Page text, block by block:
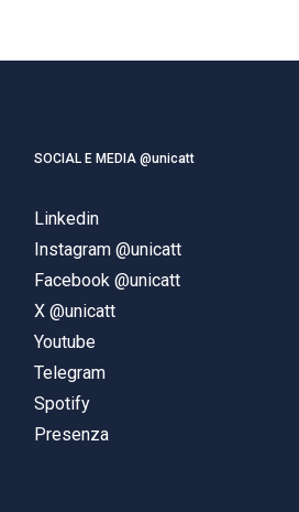
SOCIAL E MEDIA @unicatt
Linkedin
Instagram @unicatt
Facebook @unicatt
X @unicatt
Youtube
Telegram
Spotify
Presenza